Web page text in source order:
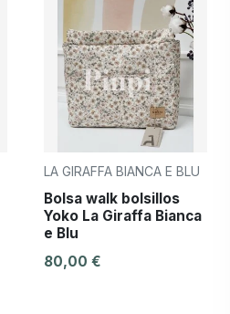
LA GIRAFFA BIANCA E BLU
Bolsa walk bolsillos
Yoko La Giraffa Bianca
e Blu
80,00 €